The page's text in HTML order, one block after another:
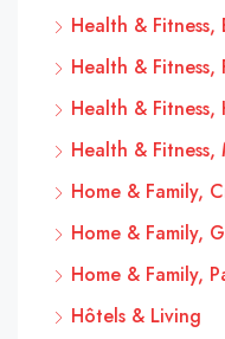
Health & Fitness,
Health & Fitness,
Health & Fitness,
Health & Fitness,
Home & Family,
Home & Family,
Home & Family,
Hôtels & Living